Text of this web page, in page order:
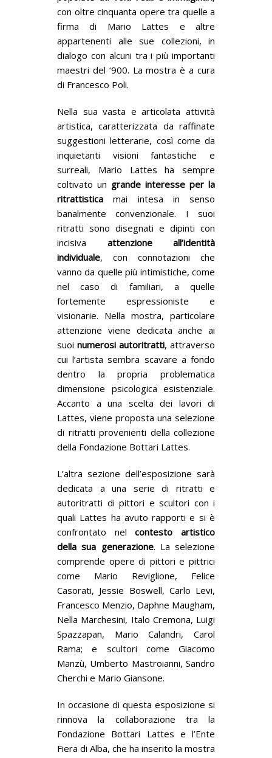
con oltre cinquanta opere tra quelle a
firma di Mario Lattes e altre
appartenenti alle sue collezioni, in
dialogo con alcuni tra i più importanti
maestri del ‘900. La mostra è a cura
di Francesco Poli.
Nella sua vasta e articolata attività
artistica, caratterizzata da raffinate
suggestioni letterarie, così come da
inquietanti visioni fantastiche e
surreali, Mario Lattes ha sempre
coltivato un grande interesse per la
ritrattistica mai intesa in senso
banalmente convenzionale. I suoi
ritratti sono disegnati e dipinti con
incisiva attenzione all’identità
individuale, con connotazioni che
vanno da quelle più intimistiche, come
nel caso di familiari, a quelle
fortemente espressioniste e
visionarie. Nella mostra, particolare
attenzione viene dedicata anche ai
suoi numerosi autoritratti, attraverso
cui l’artista sembra scavare a fondo
dentro la propria problematica
dimensione psicologica esistenziale.
Accanto a una scelta dei lavori di
Lattes, viene proposta una selezione
di ritratti provenienti della collezione
della Fondazione Bottari Lattes.
L’altra sezione dell’esposizione sarà
dedicata a una serie di ritratti e
autoritratti di pittori e scultori con i
quali Lattes ha avuto rapporti e si è
confrontato nelcontesto artistico
della sua generazione. La selezione
comprende opere di pittori e pittrici
come Mario Reviglione, Felice
Casorati, Jessie Boswell, Carlo Levi,
Francesco Menzio, Daphne Maugham,
Nella Marchesini, Italo Cremona, Luigi
Spazzapan, Mario Calandri, Carol
Rama; e scultori come Giacomo
Manzù, Umberto Mastroianni, Sandro
Cherchi e Mario Giansone.
In occasione di questa esposizione si
rinnova la collaborazione tra la
Fondazione Bottari Lattes e l’Ente
Fiera di Alba, che ha inserito la mostra